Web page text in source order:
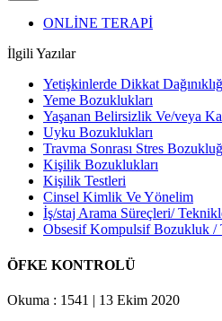
ONLİNE TERAPİ
İlgili Yazılar
Yetişkinlerde Dikkat
Yeme Bozuklukları
Yaşanan Belirsizlik Ve/veya
Uyku Bozuklukları
Travma Sonrası Stres
Kişilik Bozuklukları
Kişilik Testleri
Cinsel Kimlik Ve Yönelim
İş/staj Arama Süreçleri/
Obsesif Kompulsif Bozukluk /
ÖFKE KONTROLÜ
Okuma : 1541 | 13 Ekim 2020